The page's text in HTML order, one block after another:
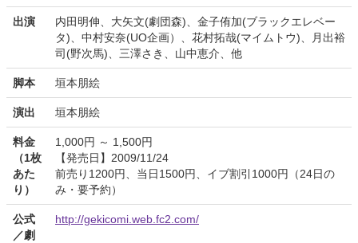
出演
内田明伸、大矢文(劇団森)、金子侑加(ブラックエレベー
タ)、中村安奈(UO企画）、花村拓哉(マイムトウ)、月出裕
司(野次馬)、三澤さき、山中恵介、他
脚本 垣本朋絵
演出 垣本朋絵
料金
（1枚
あた
り）
1,000円 ～ 1,500円
【発売日】2009/11/24
前売り1200円、当日1500円、イブ割引1000円（24日の
み・要予約）
公式
／劇
http://gekicomi.web.fc2.com/